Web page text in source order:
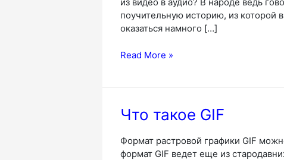
поучительную историю, из которой
оказаться намного […]
Зачем
в
аудио
Read More »
Что такое GIF
Формат растровой графики GIF
формат GIF ведет еще из